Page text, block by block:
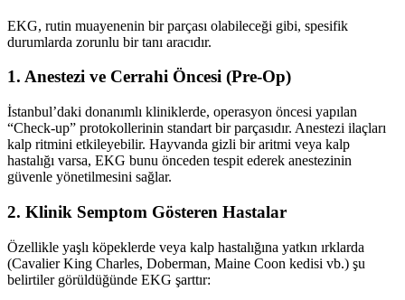
EKG, rutin muayenenin bir parçası olabileceği gibi, spesifik
durumlarda zorunlu bir tanı aracıdır.
1. Anestezi ve Cerrahi Öncesi (Pre-Op)
İstanbul’daki donanımlı kliniklerde, operasyon öncesi yapılan
“Check-up” protokollerinin standart bir parçasıdır. Anestezi ilaçları
kalp ritmini etkileyebilir. Hayvanda gizli bir aritmi veya kalp
hastalığı varsa, EKG bunu önceden tespit ederek anestezinin
güvenle yönetilmesini sağlar.
2. Klinik Semptom Gösteren Hastalar
Özellikle yaşlı köpeklerde veya kalp hastalığına yatkın ırklarda
(Cavalier King Charles, Doberman, Maine Coon kedisi vb.) şu
belirtiler görüldüğünde EKG şarttır: